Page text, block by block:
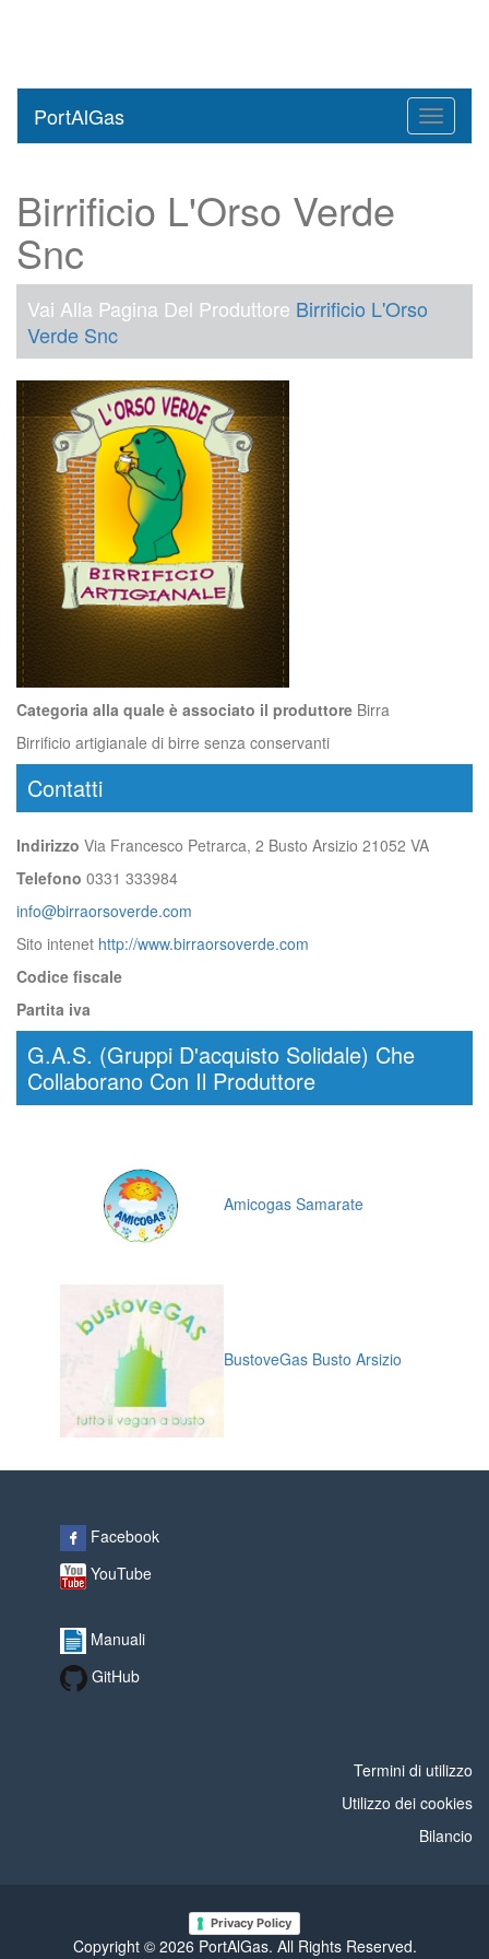
Toggle
PortAlGas
Birrificio L'Orso Verde
Snc
Vai Alla Pagina Del Produttore Birrificio L'Orso
Verde Snc
Categoria alla quale è associato il produttore Birra
Birrificio artigianale di birre senza conservanti
Contatti
Indirizzo Via Francesco Petrarca, 2 Busto Arsizio 21052 VA
Telefono 0331 333984
info@birraorsoverde.com
Sito intenet http://www.birraorsoverde.com
Codice fiscale
Partita iva
G.A.S. (Gruppi D'acquisto Solidale) Che
Collaborano Con Il Produttore
Amicogas Samarate
BustoveGas Busto Arsizio
Facebook
YouTube
Manuali
GitHub
Termini di utilizzo
Utilizzo dei cookies
Bilancio
Privacy Policy
Copyright © 2026 PortAlGas. All Rights Reserved.